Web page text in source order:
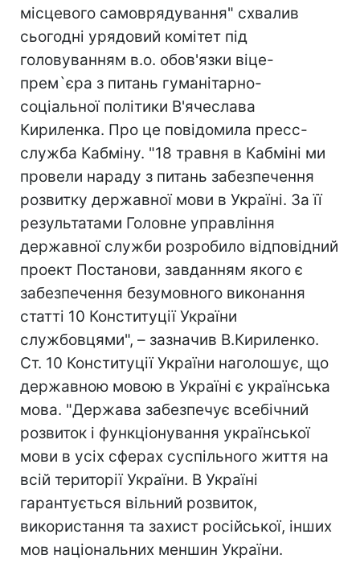
місцевого самоврядування" схвалив
сьогодні урядовий комітет під
головуванням в.о. обов'язки віце-
прем`єра з питань гуманітарно-
соціальної політики В'ячеслава
Кириленка. Про це повідомила пресс-
служба Кабміну. "18 травня в Кабміні ми
провели нараду з питань забезпечення
розвитку державної мови в Україні. За її
результатами Головне управління
державної служби розробило відповідний
проект Постанови, завданням якого є
забезпечення безумовного виконання
статті 10 Конституції України
службовцями", – зазначив В.Кириленко.
Ст. 10 Конституції України наголошує, що
державною мовою в Україні є українська
мова. "Держава забезпечує всебічний
розвиток і функціонування української
мови в усіх сферах суспільного життя на
всій території України. В Україні
гарантується вільний розвиток,
використання та захист російської, інших
мов національних меншин України.